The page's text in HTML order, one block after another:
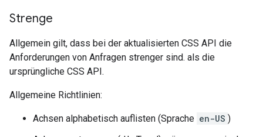
Strenge
Allgemein gilt, dass bei der aktualisierten CSS API die
Anforderungen von Anfragen strenger sind. als die
ursprüngliche CSS API.
Allgemeine Richtlinien:
Achsen alphabetisch auflisten (Sprache en-US )